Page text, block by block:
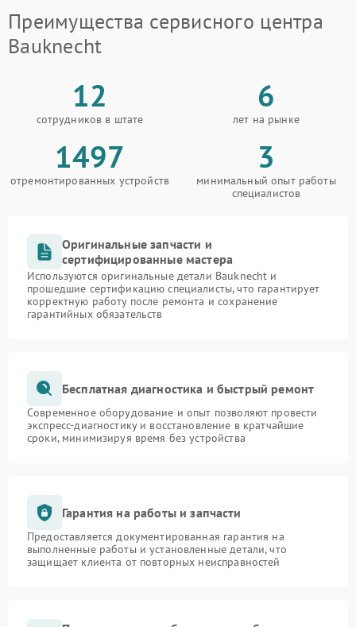
Преимущества сервисного центра
Bauknecht
12
сотрудников в штате
6
лет на рынке
1497
отремонтированных устройств
3
минимальный опыт работы
специалистов
Оригинальные запчасти и
сертифицированные мастера
Используются оригинальные детали Bauknecht и
прошедшие сертификацию специалисты, что гарантирует
корректную работу после ремонта и сохранение
гарантийных обязательств
Бесплатная диагностика и быстрый ремонт
Современное оборудование и опыт позволяют провести
экспресс-диагностику и восстановление в кратчайшие
сроки, минимизируя время без устройства
Гарантия на работы и запчасти
Предоставляется документированная гарантия на
выполненные работы и установленные детали, что
защищает клиента от повторных неисправностей